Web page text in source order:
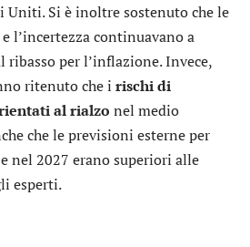
Uniti. Si è inoltre sostenuto che le
l’incertezza continuavano a
ribasso per l’inflazione. Invece,
ritenuto che i rischi di
al rialzo nel medio
che le previsioni esterne per
nel 2027 erano superiori alle
esperti.